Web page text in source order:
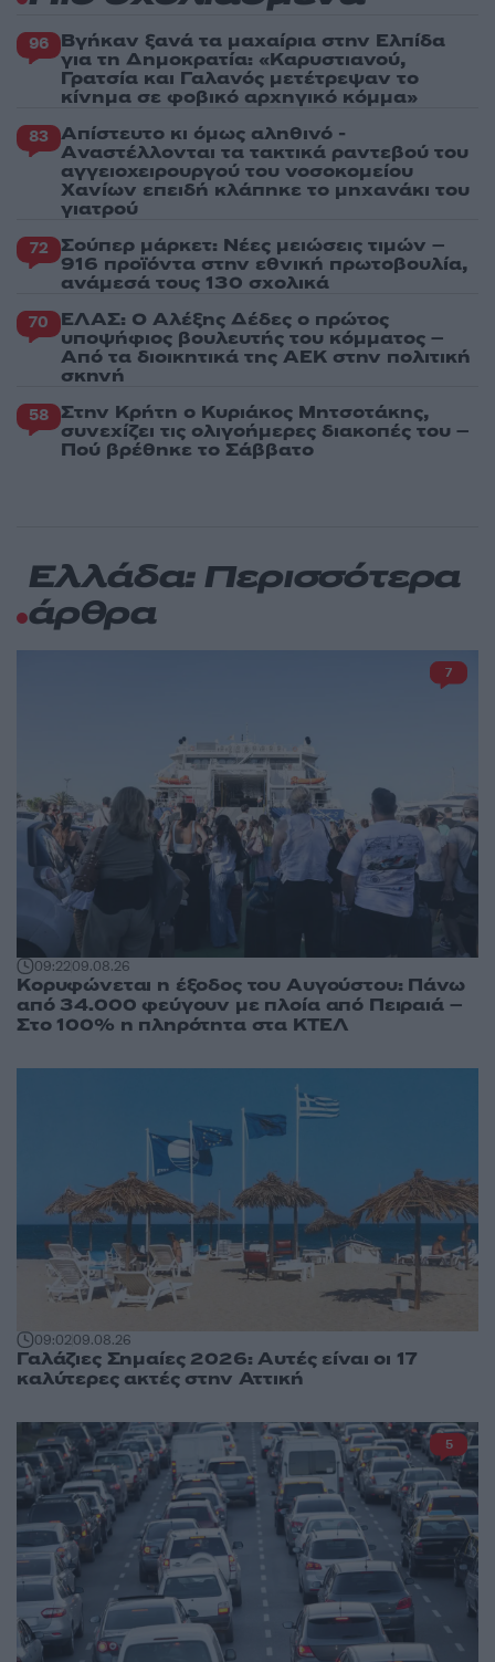
96 Βγήκαν ξανά τα μαχαίρια στην Ελπίδα
για τη Δημοκρατία: «Καρυστιανού,
Γρατσία και Γαλανός μετέτρεψαν το
κίνημα σε φοβικό αρχηγικό κόμμα»
83 Απίστευτο κι όμως αληθινό -
Aναστέλλονται τα τακτικά ραντεβού του
αγγειοχειρουργού του νοσοκομείου
Χανίων επειδή κλάπηκε το μηχανάκι του
γιατρού
72 Σούπερ μάρκετ: Νέες μειώσεις τιμών –
916 προϊόντα στην εθνική πρωτοβουλία,
ανάμεσά τους 130 σχολικά
70 ΕΛΑΣ: Ο Αλέξης Δέδες ο πρώτος
υποψήφιος βουλευτής του κόμματος –
Από τα διοικητικά της ΑΕΚ στην πολιτική
σκηνή
58 Στην Κρήτη ο Κυριάκος Μητσοτάκης,
συνεχίζει τις ολιγοήμερες διακοπές του –
Πού βρέθηκε το Σάββατο
Ελλάδα: Περισσότερα
άρθρα
09:2209.08.26
Κορυφώνεται η έξοδος του Αυγούστου: Πάνω
από 34.000 φεύγουν με πλοία από Πειραιά –
Στο 100% η πληρότητα στα ΚΤΕΛ
7
09:0209.08.26
Γαλάζιες Σημαίες 2026: Αυτές είναι οι 17
καλύτερες ακτές στην Αττική
5